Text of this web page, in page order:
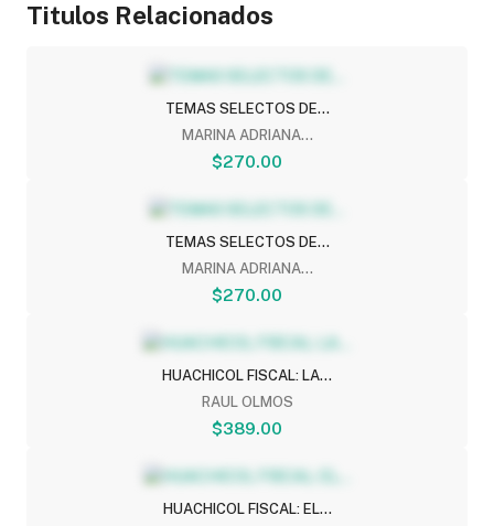
Titulos Relacionados
TEMAS SELECTOS DE...
MARINA ADRIANA...
$270.00
TEMAS SELECTOS DE...
MARINA ADRIANA...
$270.00
HUACHICOL FISCAL: LA...
RAUL OLMOS
$389.00
HUACHICOL FISCAL: EL...